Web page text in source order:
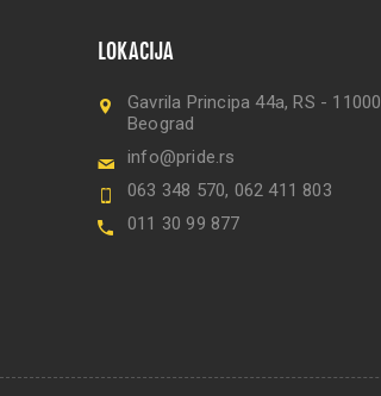
LOKACIJA
Gavrila Principa 44a, RS - 11000
Beograd
info@pride.rs
063 348 570, 062 411 803
011 30 99 877